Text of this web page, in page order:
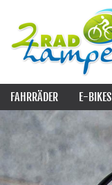
FAHRRÄDER E-BIKES